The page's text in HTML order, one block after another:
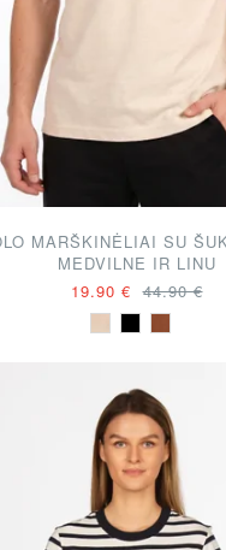
MARŠKINĖLIAI SU
MEDVILNE IR LINU
19.90 € 44.90 €